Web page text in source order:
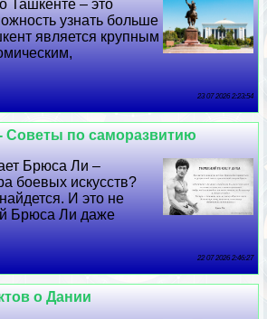
Ташкенте – это
узнать больше
является крупным
23 07 2026 2:23:54
Советы по саморазвитию
Брюса Ли –
боевых искусств?
И это не
Брюса Ли даже
22 07 2026 2:46:27
о Дании